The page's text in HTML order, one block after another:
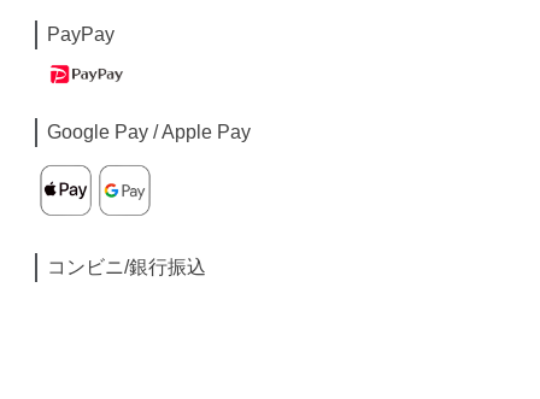
PayPay
Google Pay / Apple Pay
コンビニ/銀行振込